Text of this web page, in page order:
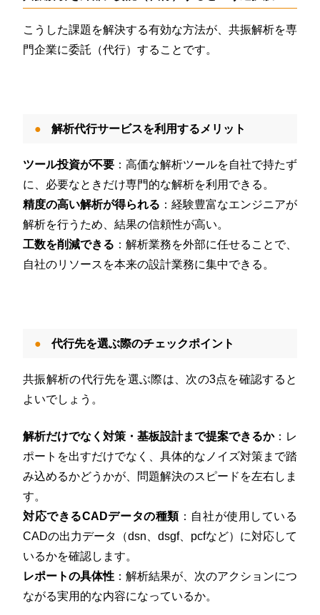
こうした課題を解決する有効な方法が、共振解析を専
門企業に委託（代行）することです。
解析代行サービスを利用するメリット
ツール投資が不要 ：高価な解析ツールを自社で持たず
に、必要なときだけ専門的な解析を利用できる。
精度の高い解析が得られる ：経験豊富なエンジニアが
解析を行うため、結果の信頼性が高い。
工数を削減できる ：解析業務を外部に任せることで、
自社のリソースを本来の設計業務に集中できる。
代行先を選ぶ際のチェックポイント
共振解析の代行先を選ぶ際は、次の3点を確認すると
よいでしょう。
解析だけでなく対策・基板設計まで提案できるか：レ
ポートを出すだけでなく、具体的なノイズ対策まで踏
み込めるかどうかが、問題解決のスピードを左右しま
す。
対応できるCADデータの種類：自社が使用している
CADの出力データ（dsn、dsgf、pcfなど）に対応して
いるかを確認します。
レポートの具体性 ：解析結果が、次のアクションにつ
ながる実用的な内容になっているか。